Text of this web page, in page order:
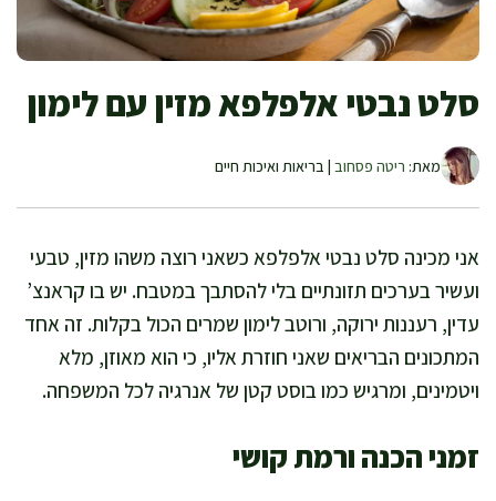
סלט נבטי אלפלפא מזין עם לימון
מאת: ריטה פסחוב | בריאות ואיכות חיים
אני מכינה סלט נבטי אלפלפא כשאני רוצה משהו מזין, טבעי
ועשיר בערכים תזונתיים בלי להסתבך במטבח. יש בו קראנצ’
עדין, רעננות ירוקה, ורוטב לימון שמרים הכול בקלות. זה אחד
המתכונים הבריאים שאני חוזרת אליו, כי הוא מאוזן, מלא
ויטמינים, ומרגיש כמו בוסט קטן של אנרגיה לכל המשפחה.
זמני הכנה ורמת קושי